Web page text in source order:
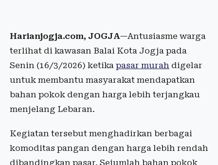
Harianjogja.com, JOGJA—Antusiasme warga
terlihat di kawasan Balai Kota Jogja pada
Senin (16/3/2026) ketika pasar murah digelar
untuk membantu masyarakat mendapatkan
bahan pokok dengan harga lebih terjangkau
menjelang Lebaran.
Kegiatan tersebut menghadirkan berbagai
komoditas pangan dengan harga lebih rendah
dibandingkan pasar. Sejumlah bahan pokok